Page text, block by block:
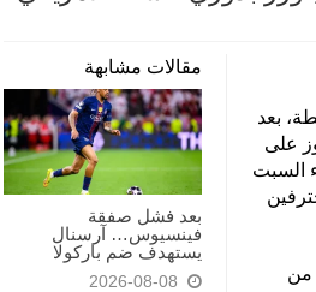
مقالات مشابهة
بعد فشل صفقة
فينسيوس… آرسنال
يستهدف ضم باركولا
2026-08-08
24 نقطة وأضاف ماكس ستروس 20 نقطة، بعد
على
مساء السبت
من